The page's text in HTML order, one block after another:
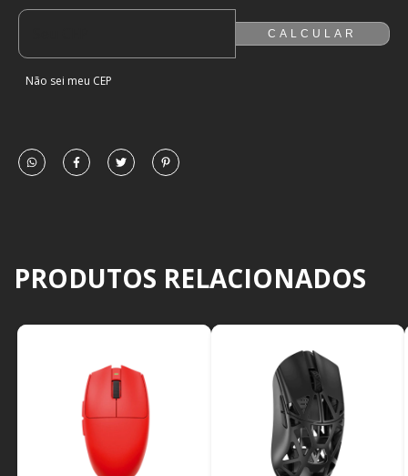
ALTERAR CEP
CALCULAR
Não sei meu CEP
PRODUTOS RELACIONADOS